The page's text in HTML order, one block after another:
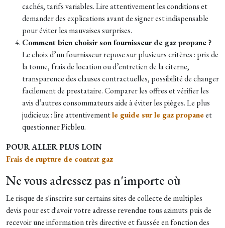
cachés, tarifs variables. Lire attentivement les conditions et
demander des explications avant de signer est indispensable
pour éviter les mauvaises surprises.
Comment bien choisir son fournisseur de gaz propane ?
Le choix d’un fournisseur repose sur plusieurs critères : prix de
la tonne, frais de location ou d’entretien de la citerne,
transparence des clauses contractuelles, possibilité de changer
facilement de prestataire. Comparer les offres et vérifier les
avis d’autres consommateurs aide à éviter les pièges. Le plus
judicieux : lire attentivementle guide sur le gaz propaneet
questionner Picbleu.
POUR ALLER PLUS LOIN
Frais de rupture de contrat gaz
Ne vous adressez pas n'importe où
Le risque de s'inscrire sur certains sites de collecte de multiples
devis pour est d'avoir votre adresse revendue tous azimuts puis de
recevoir une information très directive et faussée en fonction des